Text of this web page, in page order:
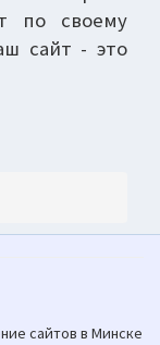
по своему
сайт - это
сайтов в Минске